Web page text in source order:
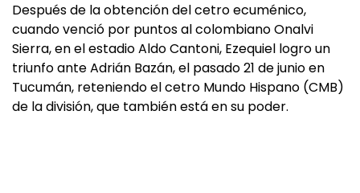
Después de la obtención del cetro ecuménico,
cuando venció por puntos al colombiano Onalvi
Sierra, en el estadio Aldo Cantoni, Ezequiel logro un
triunfo ante Adrián Bazán, el pasado 21 de junio en
Tucumán, reteniendo el cetro Mundo Hispano (CMB)
de la división, que también está en su poder.